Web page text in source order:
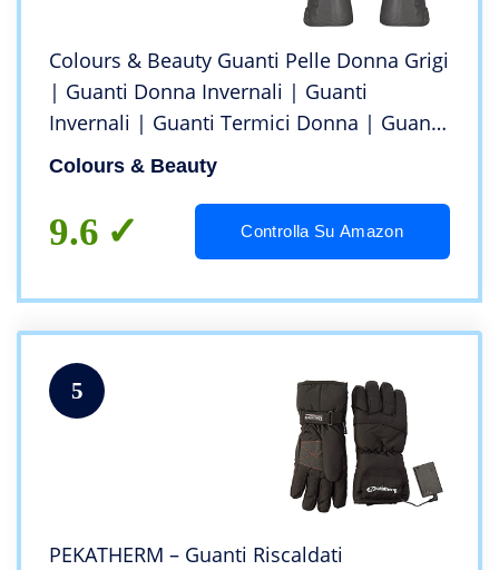
Colours & Beauty Guanti Pelle Donna Grigi
| Guanti Donna Invernali | Guanti
Invernali | Guanti Termici Donna | Guanti
Riscaldanti | Guantini Donna Morbidi |
Guanti Antivento | Guanti da Passeggio
Colours & Beauty
9.6 Controlla Su Amazon
5
PEKATHERM – Guanti Riscaldati